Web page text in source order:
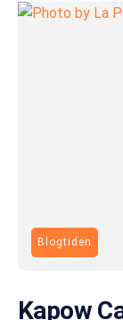
Blogtiden
Kapow